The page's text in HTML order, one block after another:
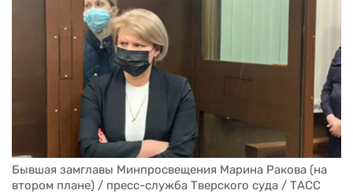
Бывшая замглавы Минпросвещения Марина Ракова (на
втором плане) / пресс-служба Тверского суда / ТАСС